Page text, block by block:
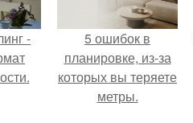
-
5 ошибок в
планировке, из-за
которых вы теряете
метры.